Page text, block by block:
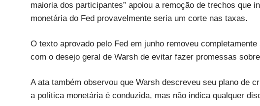
maioria dos participantes” apoiou a remoção de trechos que
monetária do Fed provavelmente seria um corte nas taxas.
O texto aprovado pelo Fed em junho removeu
com o desejo geral de Warsh de evitar fazer promessas
A ata também observou que Warsh descreveu seu plano de
a política monetária é conduzida, mas não indica qualquer